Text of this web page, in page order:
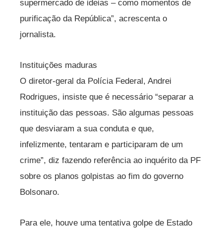
supermercado de ideias – como momentos de
purificação da República”, acrescenta o
jornalista.
Instituições maduras
O diretor-geral da Polícia Federal, Andrei
Rodrigues, insiste que é necessário “separar a
instituição das pessoas. São algumas pessoas
que desviaram a sua conduta e que,
infelizmente, tentaram e participaram de um
crime”, diz fazendo referência ao inquérito da PF
sobre os planos golpistas ao fim do governo
Bolsonaro.
Para ele, houve uma tentativa golpe de Estado